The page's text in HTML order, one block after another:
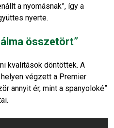
a nyomásnak”, így a
nyerte.
összetört”
kvalitások döntöttek. A
végzett a Premier
annyit ér, mint a spanyoloké”